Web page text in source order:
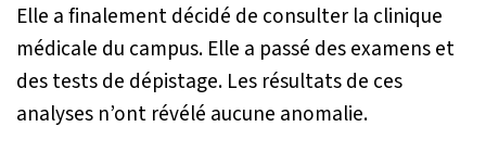
Elle a finalement décidé de consulter la clinique
médicale du campus. Elle a passé des examens et
des tests de dépistage. Les résultats de ces
analyses n’ont révélé aucune anomalie.